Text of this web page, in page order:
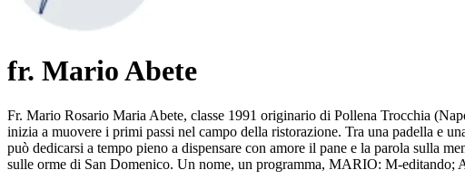
fr. Mario Abete
Fr. Mario Rosario Maria Abete, classe 1991 originario di Pollena Trocchia
inizia a muovere i primi passi nel campo della ristorazione. Tra una padella e
può dedicarsi a tempo pieno a dispensare con amore il pane e la parola sulla
sulle orme di San Domenico. Un nome, un programma, MARIO: M-editando;